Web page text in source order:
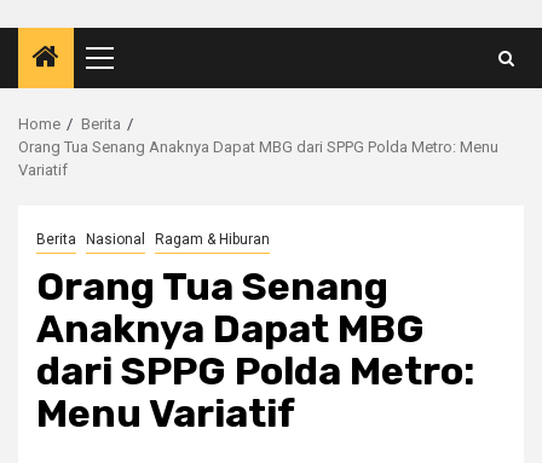
Primary
Menu
Home
Berita
Orang Tua Senang Anaknya Dapat MBG dari SPPG Polda Metro: Menu
Variatif
Berita Nasional Ragam & Hiburan
Orang Tua Senang
Anaknya Dapat MBG
dari SPPG Polda Metro:
Menu Variatif